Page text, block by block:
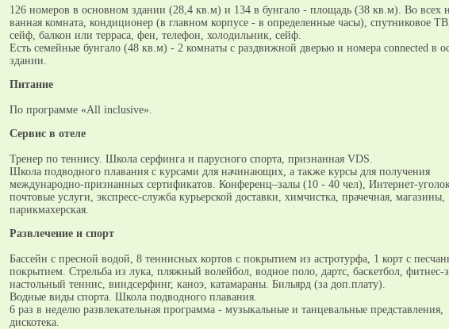
126 номеров в основном здании (28,4 кв.м) и 134 в бунгало - площадь (38 кв.м). Во всех
ванная комната, кондиционер (в главном корпусе - в определенные часы), спутниковое
сейф, балкон или терраса, фен, телефон, холодильник, сейф.
Есть семейные бунгало (48 кв.м) - 2 комнаты с раздвижной дверью и номера connected в
здании.
Питание
По программе «All inclusive».
Cервис в отеле
Тренер по теннису. Школа серфинга и парусного спорта, признанная VDS.
Школа подводного плавания с курсами для начинающих, а также курсы для получения
международно-признанных сертификатов. Конференц–залы (10 - 40 чел), Интернет-
почтовые услуги, экспресс-служба курьерской доставки, химчистка, прачечная, магазины,
парикмахерская.
Развлечение и спорт
Бассейн с пресной водой, 8 теннисных кортов с покрытием из астротурфа, 1 корт с
покрытием. Стрельба из лука, пляжный волейбол, водное поло, дартс, баскетбол, фитнес-
настольный теннис, виндсерфинг, каноэ, катамараны. Бильярд (за доп.плату).
Водные виды спорта. Школа подводного плавания.
6 раз в неделю развлекательная программа - музыкальные и танцевальные представления,
дискотека.